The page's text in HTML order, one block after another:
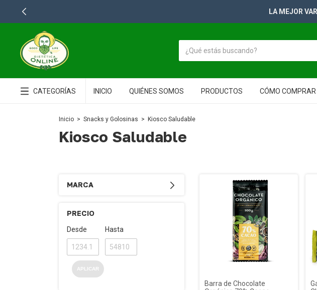
+2500
CATEGORÍAS INICIO QUIÉNES SOMOS PRODUCTOS CÓMO COMPRAR
Inicio > Snacks y Golosinas > Kiosco Saludable
Kiosco Saludable
MARCA
PRECIO
Desde Hasta
APLICAR
Barra de Chocolate